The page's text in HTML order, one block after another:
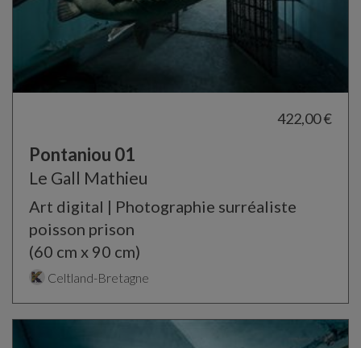
422,00 €
Pontaniou 01
Le Gall Mathieu
Art digital | Photographie surréaliste
poisson prison
(60 cm x 90 cm)
Celtland-Bretagne